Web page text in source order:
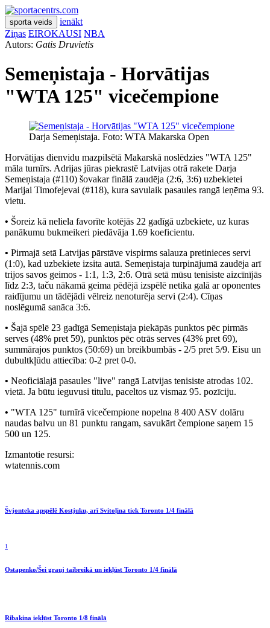
sporta veids
ienākt
Ziņas EIROKAUSI NBA
Autors: Gatis Druvietis
Semeņistaja - Horvātijas
"WTA 125" vicečempione
Darja Semeņistaja. Foto: WTA Makarska Open
Horvātijas dienvidu mazpilsētā Makarskā noslēdzies "WTA 125"
māla turnīrs. Adrijas jūras piekrastē Latvijas otrā rakete Darja
Semeņistaja (#110) šovakar finālā zaudēja (2:6, 3:6) uzbekietei
Marijai Timofejevai (#118), kura savulaik pasaules rangā ieņēma 93.
vietu.
• Šoreiz kā neliela favorīte kotējās 22 gadīgā uzbekiete, uz kuras
panākumu bukmeikeri piedāvāja 1.69 koeficientu.
• Pirmajā setā Latvijas pārstāve vispirms salauza pretinieces servi
(1:0), kad uzbekiete izsita autā. Semeņistaja turpinājumā zaudēja arī
trijos savos geimos - 1:1, 1:3, 2:6. Otrā setā mūsu tenisiste aizcīnījās
līdz 2:3, taču nākamā geima pēdējā izspēlē netika galā ar oponentes
raidījumu un tādējādi vēlreiz nenoturēja servi (2:4). Cīņas
noslēgumā sanāca 3:6.
• Šajā spēlē 23 gadīgā Semeņistaja piekāpās punktos pēc pirmās
serves (48% pret 59), punktos pēc otrās serves (43% pret 69),
summārajos punktos (50:69) un breikbumbās - 2/5 pret 5/9. Eisu un
dubultkļūdu attiecība: 0-2 pret 0-0.
• Neoficiālajā pasaules "live" rangā Latvijas tenisiste atrodas 102.
vietā. Ja būtu ieguvusi titulu, paceltos uz vismaz 95. pozīciju.
• "WTA 125" turnīrā vicečempione nopelna 8 400 ASV dolāru
naudas balvu un 81 punktu rangam, savukārt čempione saņem 15
500 un 125.
Izmantotie resursi:
wtatennis.com
Švjonteka apspēlē Kostjuku, arī Svitoļina tiek Toronto 1/4 finālā
1
Ostapenko/Šei grauj taibreikā un iekļūst Toronto 1/4 finālā
Ribakina iekļūst Toronto 1/8 finālā